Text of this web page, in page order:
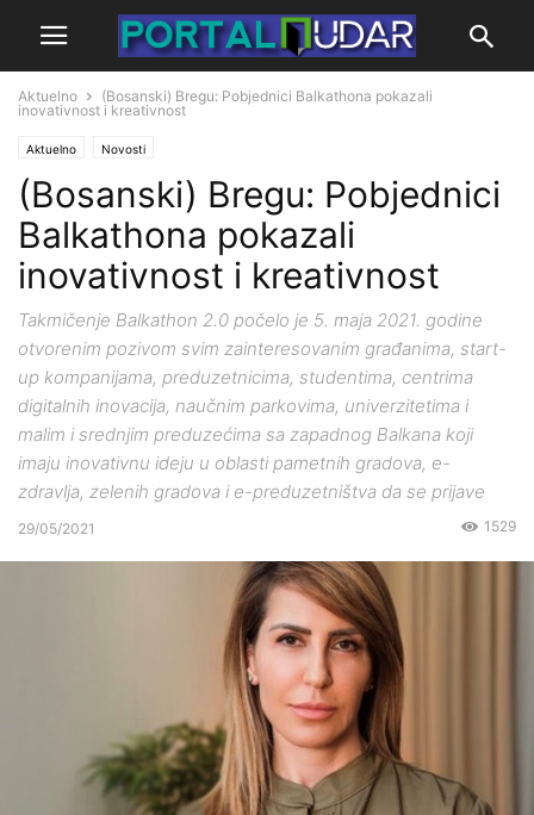
Aktuelno
(Bosanski) Bregu: Pobjednici Balkathona pokazali
inovativnost i kreativnost
Aktuelno Novosti
(Bosanski) Bregu: Pobjednici
Balkathona pokazali
inovativnost i kreativnost
Takmičenje Balkathon 2.0 počelo je 5. maja 2021. godine
otvorenim pozivom svim zainteresovanim građanima, start-
up kompanijama, preduzetnicima, studentima, centrima
digitalnih inovacija, naučnim parkovima, univerzitetima i
malim i srednjim preduzećima sa zapadnog Balkana koji
imaju inovativnu ideju u oblasti pametnih gradova, e-
zdravlja, zelenih gradova i e-preduzetništva da se prijave
29/05/2021 1529